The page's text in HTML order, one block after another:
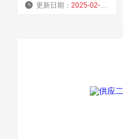
体、蒸气等单相流体的工艺
更新日期：2025-02-19